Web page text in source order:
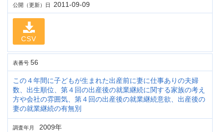
公開（更新）日 2011-09-09
CSV
表番号 56
この４年間に子どもが生まれた出産前に妻に仕事ありの夫婦
数、出生順位、第４回の出産後の就業継続に関する家族の考え
方や会社の雰囲気、第４回の出産後の就業継続意欲、出産後の
妻の就業継続の有無別
調査年月 2009年